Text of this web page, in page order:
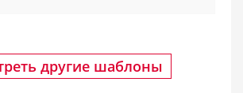
другие шаблоны